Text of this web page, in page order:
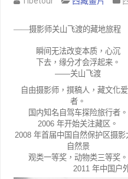
——摄影师关山飞渡的藏地旅程
瞬间无法改变本质，心沉
下去，缘分才会浮起来。
——关山飞渡
自由摄影师，撰稿人，藏文化
者。
国内知名自驾车探险旅行者。
2006 年开始关注藏区。
2008 年首届中国自然保护区摄影
自然景
观类一等奖，动物类三等奖。
2011 年中国户